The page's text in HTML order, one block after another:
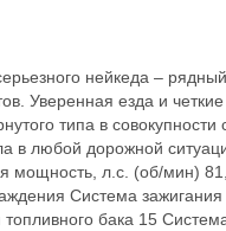
нейкеда –
Уверенная езда и четкие
типа в совокупности
в любой дорожной
мощность, л.с. (об/мин)
Система зажигания
бака 15